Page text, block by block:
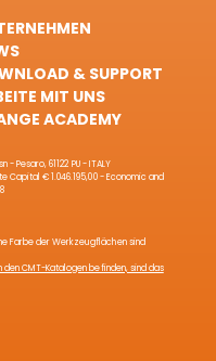
& SUPPORT
MIT UNS
ACADEMY
Pesaro, 61122 PU - ITALY
Capital € 1.046.195,00 - Economic and
Farbe der Werkzeugflächen sind
CMT-Katalogen befinden, sind das